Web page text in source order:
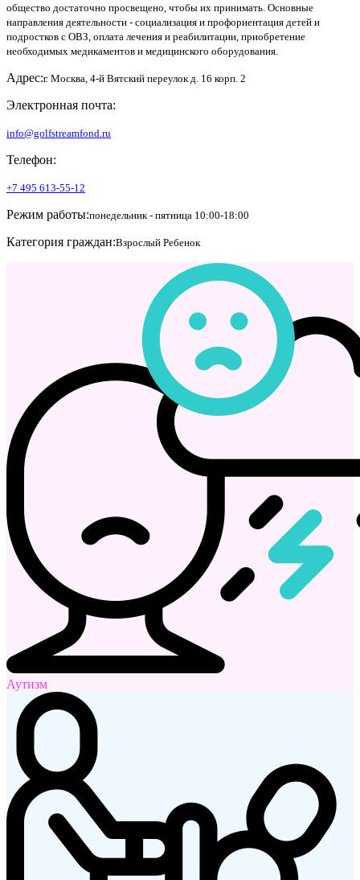
общество достаточно просвещено, чтобы их принимать. Основные
направления деятельности - социализация и профориентация детей и
подростков с ОВЗ, оплата лечения и реабилитации, приобретение
необходимых медикаментов и медицинского оборудования.
Адрес:г. Москва, 4-й Вятский переулок д. 16 корп. 2
Электронная почта:
info@golfstreamfond.ru
Телефон:
+7 495 613-55-12
Режим работы:понедельник - пятница 10:00-18:00
Категория граждан:Взрослый Ребенок
Аутизм